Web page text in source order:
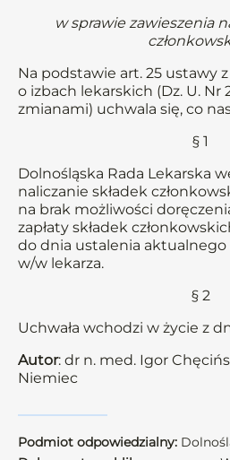
w sprawie zawieszenia
Na podstawie art. 25 ustawy
o izbach lekarskich (Dz. U. Nr
zmianami) uchwala się, co
§ 1
Dolnośląska Rada Lekarska
naliczanie składek
na brak możliwości
zapłaty składek
do dnia ustalenia aktualnego
w/w lekarza.
§ 2
Uchwała wchodzi w życie z
Autor: dr n. med. Igor
Niemiec
Podmiot odpowiedzialny: